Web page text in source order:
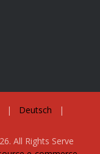
All Rights Serve
| Deutsch
|